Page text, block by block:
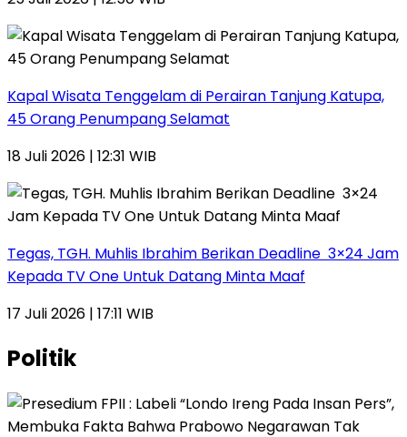
Kapal Wisata Tenggelam di Perairan Tanjung Katupa,
45 Orang Penumpang Selamat
18 Juli 2026 | 12:31 WIB
Tegas, TGH. Muhlis Ibrahim Berikan Deadline 3×24 Jam
Kepada TV One Untuk Datang Minta Maaf
17 Juli 2026 | 17:11 WIB
Politik